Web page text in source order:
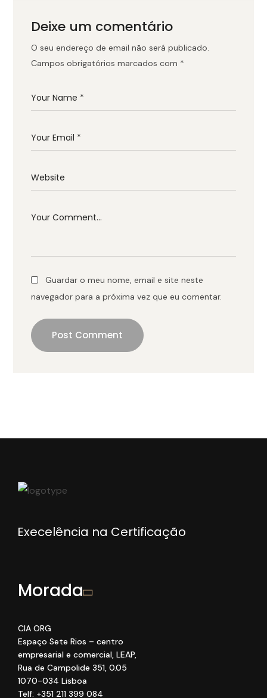
Deixe um comentário
O seu endereço de email não será publicado.
Campos obrigatórios marcados com *
Guardar o meu nome, email e site neste
navegador para a próxima vez que eu comentar.
Post Comment
Execelência na Certificação
Morada
CIA ORG
Espaço Sete Rios – centro
empresarial e comercial, LEAP,
Rua de Campolide 351, 0.05
1070-034 Lisboa
Telf: +351 211 399 084